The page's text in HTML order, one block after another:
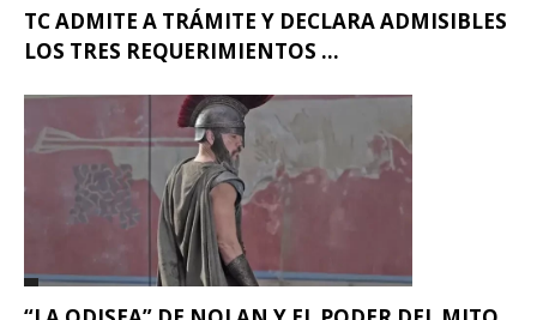
TC ADMITE A TRÁMITE Y DECLARA ADMISIBLES
LOS TRES REQUERIMIENTOS ...